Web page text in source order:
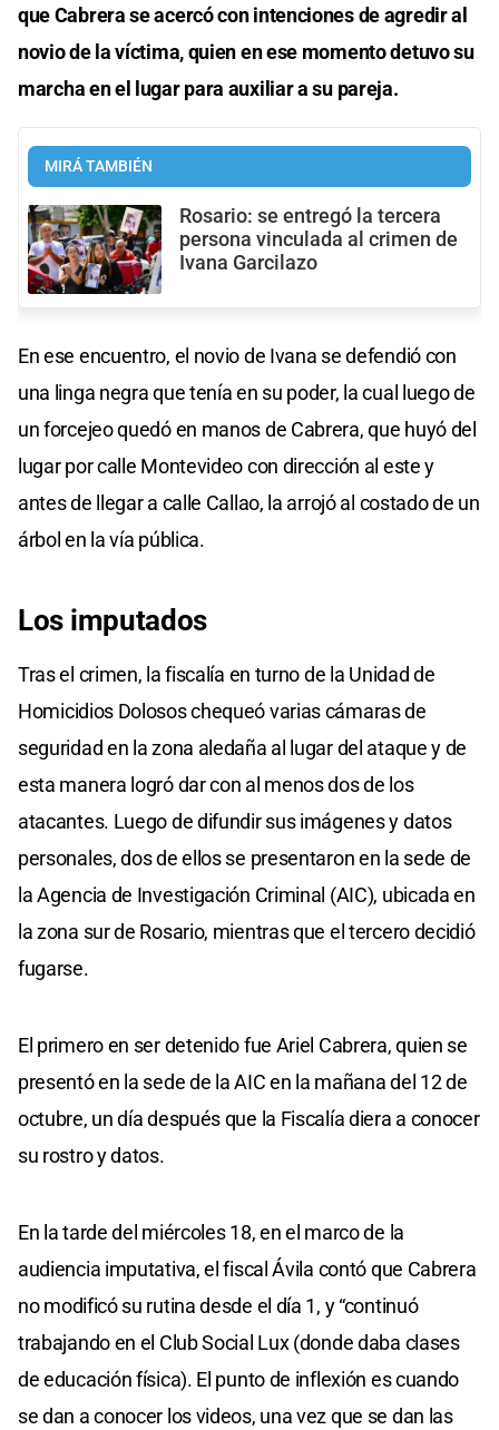
que Cabrera se acercó con intenciones de agredir al
novio de la víctima, quien en ese momento detuvo su
marcha en el lugar para auxiliar a su pareja.
MIRÁ TAMBIÉN
Rosario: se entregó la tercera
persona vinculada al crimen de
Ivana Garcilazo
En ese encuentro, el novio de Ivana se defendió con
una linga negra que tenía en su poder, la cual luego de
un forcejeo quedó en manos de Cabrera, que huyó del
lugar por calle Montevideo con dirección al este y
antes de llegar a calle Callao, la arrojó al costado de un
árbol en la vía pública.
Los imputados
Tras el crimen, la fiscalía en turno de la Unidad de
Homicidios Dolosos chequeó varias cámaras de
seguridad en la zona aledaña al lugar del ataque y de
esta manera logró dar con al menos dos de los
atacantes. Luego de difundir sus imágenes y datos
personales, dos de ellos se presentaron en la sede de
la Agencia de Investigación Criminal (AIC), ubicada en
la zona sur de Rosario, mientras que el tercero decidió
fugarse.
El primero en ser detenido fue Ariel Cabrera, quien se
presentó en la sede de la AIC en la mañana del 12 de
octubre, un día después que la Fiscalía diera a conocer
su rostro y datos.
En la tarde del miércoles 18, en el marco de la
audiencia imputativa, el fiscal Ávila contó que Cabrera
no modificó su rutina desde el día 1, y “continuó
trabajando en el Club Social Lux (donde daba clases
de educación física). El punto de inflexión es cuando
se dan a conocer los videos, una vez que se dan las